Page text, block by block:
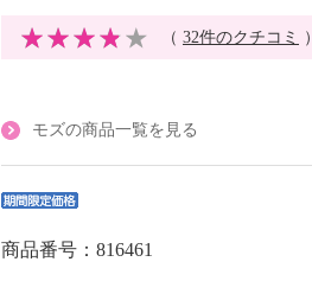
（ 32件のクチコミ ）
モズの商品一覧を見る
商品番号：816461